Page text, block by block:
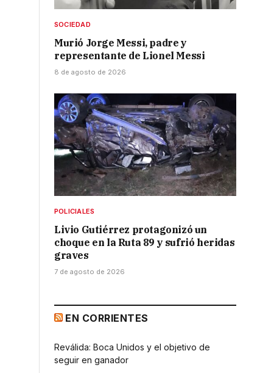
SOCIEDAD
Murió Jorge Messi, padre y
representante de Lionel Messi
8 de agosto de 2026
POLICIALES
Livio Gutiérrez protagonizó un
choque en la Ruta 89 y sufrió heridas
graves
7 de agosto de 2026
EN CORRIENTES
Reválida: Boca Unidos y el objetivo de
seguir en ganador